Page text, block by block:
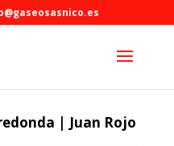
| Juan Rojo